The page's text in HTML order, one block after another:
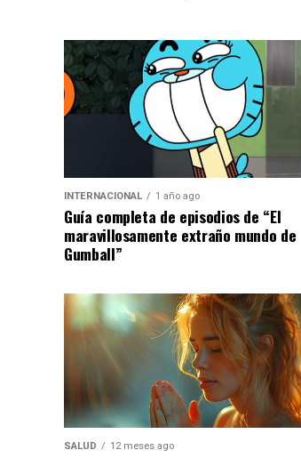
INTERNACIONAL 1 año ago
Guía completa de episodios de “El
maravillosamente extraño mundo de
Gumball”
SALUD 12 meses ago